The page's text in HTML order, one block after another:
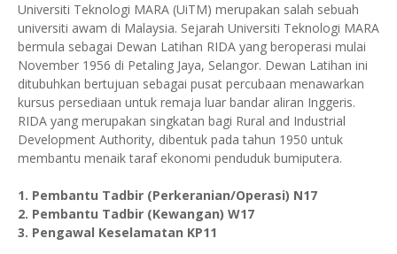
Universiti Teknologi MARA (UiTM) merupakan salah sebuah
universiti awam di Malaysia. Sejarah Universiti Teknologi MARA
bermula sebagai Dewan Latihan RIDA yang beroperasi mulai
November 1956 di Petaling Jaya, Selangor. Dewan Latihan ini
ditubuhkan bertujuan sebagai pusat percubaan menawarkan
kursus persediaan untuk remaja luar bandar aliran Inggeris.
RIDA yang merupakan singkatan bagi Rural and Industrial
Development Authority, dibentuk pada tahun 1950 untuk
membantu menaik taraf ekonomi penduduk bumiputera.
1. Pembantu Tadbir (Perkeranian/Operasi) N17
2. Pembantu Tadbir (Kewangan) W17
3. Pengawal Keselamatan KP11